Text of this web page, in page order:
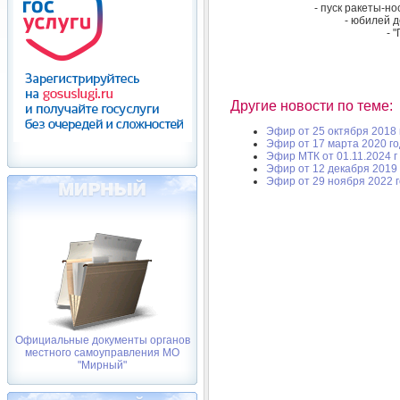
Официальные документы органов
местного самоуправления МО
"Мирный"
- пуск ракеты-
- юбилей
-
Другие новости по теме:
Эфир от 25 октября 2018
Эфир от 17 марта 2020
Эфир МТК от 01.11.2024 г
Эфир от 12 декабря 2019
Эфир от 29 ноября 2022